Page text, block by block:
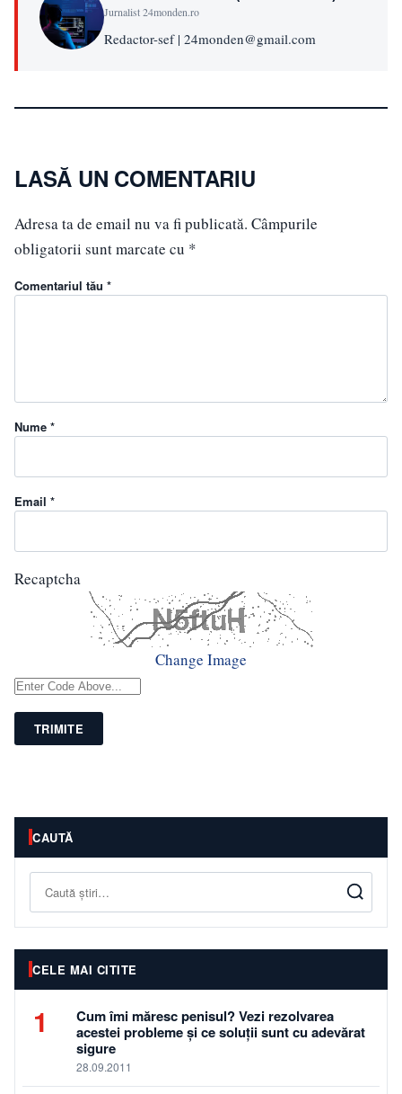
Jurnalist 24monden.ro
Redactor-sef | 24monden@gmail.com
LASĂ UN COMENTARIU
Adresa ta de email nu va fi publicată. Câmpurile
obligatorii sunt marcate cu *
Comentariul tău *
Nume *
Email *
Recaptcha
Change Image
TRIMITE
CAUTĂ
CELE MAI CITITE
1
Cum îmi măresc penisul? Vezi rezolvarea
acestei probleme și ce soluții sunt cu adevărat
sigure
28.09.2011